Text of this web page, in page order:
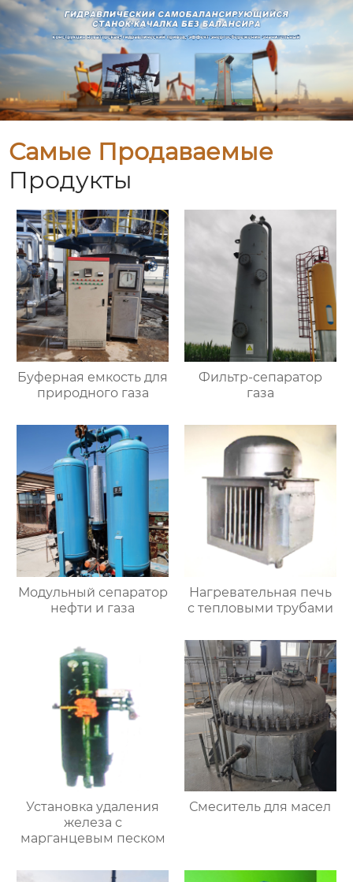
Самые Продаваемые
Продукты
Буферная емкость для
природного газа
Фильтр-сепаратор
газа
Модульный сепаратор
нефти и газа
Нагревательная печь
с тепловыми трубами
Установка удаления
железа с
марганцевым песком
Смеситель для масел